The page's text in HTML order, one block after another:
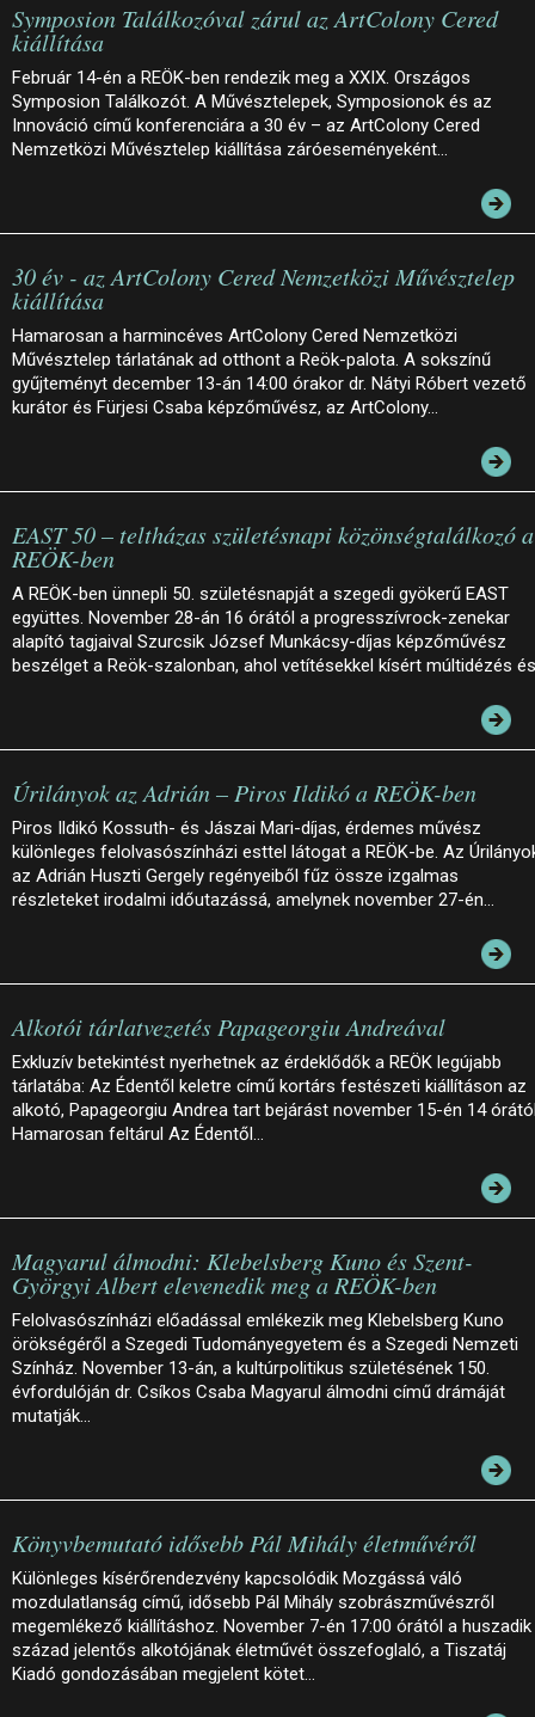
Symposion Találkozóval zárul az ArtColony Cered
kiállítása
Február 14-én a REÖK-ben rendezik meg a XXIX. Országos
Symposion Találkozót. A Művésztelepek, Symposionok és az
Innováció című konferenciára a 30 év – az ArtColony Cered
Nemzetközi Művésztelep kiállítása záróeseményeként…
30 év - az ArtColony Cered Nemzetközi Művésztelep
kiállítása
Hamarosan a harmincéves ArtColony Cered Nemzetközi
Művésztelep tárlatának ad otthont a Reök-palota. A sokszínű
gyűjteményt december 13-án 14:00 órakor dr. Nátyi Róbert vezető
kurátor és Fürjesi Csaba képzőművész, az ArtColony…
EAST 50 – teltházas születésnapi közönségtalálkozó a
REÖK-ben
A REÖK-ben ünnepli 50. születésnapját a szegedi gyökerű EAST
együttes. November 28-án 16 órától a progresszívrock-zenekar
alapító tagjaival Szurcsik József Munkácsy-díjas képzőművész
beszélget a Reök-szalonban, ahol vetítésekkel kísért múltidézés
Úrilányok az Adrián – Piros Ildikó a REÖK-ben
Piros Ildikó Kossuth- és Jászai Mari-díjas, érdemes művész
különleges felolvasószínházi esttel látogat a REÖK-be. Az
az Adrián Huszti Gergely regényeiből fűz össze izgalmas
részleteket irodalmi időutazássá, amelynek november 27-én…
Alkotói tárlatvezetés Papageorgiu Andreával
Exkluzív betekintést nyerhetnek az érdeklődők a REÖK legújabb
tárlatába: Az Édentől keletre című kortárs festészeti kiállításon az
alkotó, Papageorgiu Andrea tart bejárást november 15-én 14
Hamarosan feltárul Az Édentől…
Magyarul álmodni: Klebelsberg Kuno és Szent-
Györgyi Albert elevenedik meg a REÖK-ben
Felolvasószínházi előadással emlékezik meg Klebelsberg Kuno
örökségéről a Szegedi Tudományegyetem és a Szegedi Nemzeti
Színház. November 13-án, a kultúrpolitikus születésének 150.
évfordulóján dr. Csíkos Csaba Magyarul álmodni című drámáját
mutatják…
Könyvbemutató idősebb Pál Mihály életművéről
Különleges kísérőrendezvény kapcsolódik Mozgássá váló
mozdulatlanság című, idősebb Pál Mihály szobrászművészről
megemlékező kiállításhoz. November 7-én 17:00 órától a huszadik
század jelentős alkotójának életművét összefoglaló, a Tiszatáj
Kiadó gondozásában megjelent kötet…